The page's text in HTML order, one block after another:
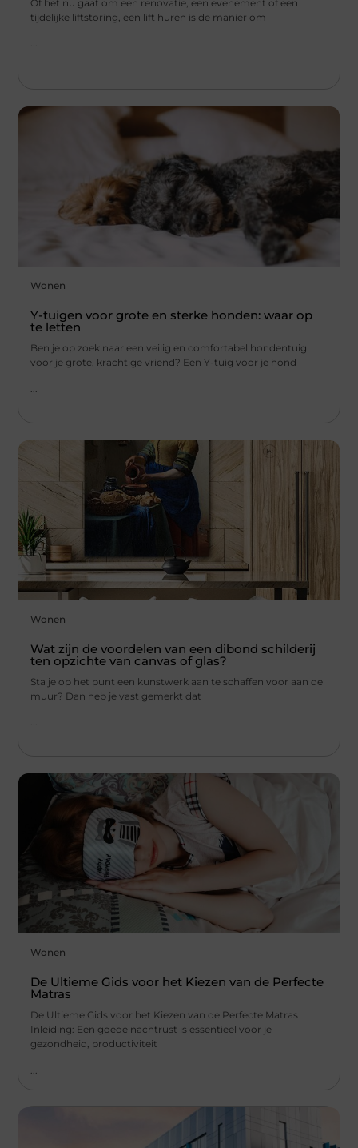
Of het nu gaat om een renovatie, een evenement of een
tijdelijke liftstoring, een lift huren is de manier om
...
Wonen
Y-tuigen voor grote en sterke honden: waar op
te letten
Ben je op zoek naar een veilig en comfortabel hondentuig
voor je grote, krachtige vriend? Een Y-tuig voor je hond
Wonen
Wat zijn de voordelen van een dibond schilderij
ten opzichte van canvas of glas?
Sta je op het punt een kunstwerk aan te schaffen voor aan de
muur? Dan heb je vast gemerkt dat
...
Wonen
De Ultieme Gids voor het Kiezen van de Perfecte
Matras
De Ultieme Gids voor het Kiezen van de Perfecte Matras
Inleiding: Een goede nachtrust is essentieel voor je
gezondheid, productiviteit